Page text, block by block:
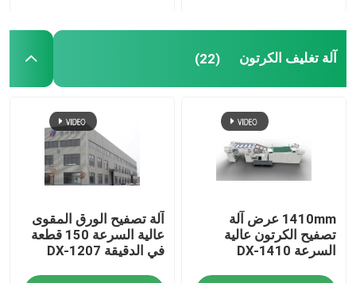
آلة بايل تيرنر
آلة تغليف الفيلم الحراري
آلة التصفيح الليثو
آلة لصق التصفيح الفلوت
آلة تغليف الكرتون (22)
1410mm عرض آلة
تصفيح الكرتون عالية
السرعة DX-1410
آلة تصفيح الورق المقوى
عالية السرعة 150 قطعة
في الدقيقة DX-1207